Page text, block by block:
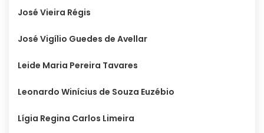
José Vieira Régis
José Vigílio Guedes de Avellar
Leide Maria Pereira Tavares
Leonardo Winícius de Souza Euzébio
Lígia Regina Carlos Limeira